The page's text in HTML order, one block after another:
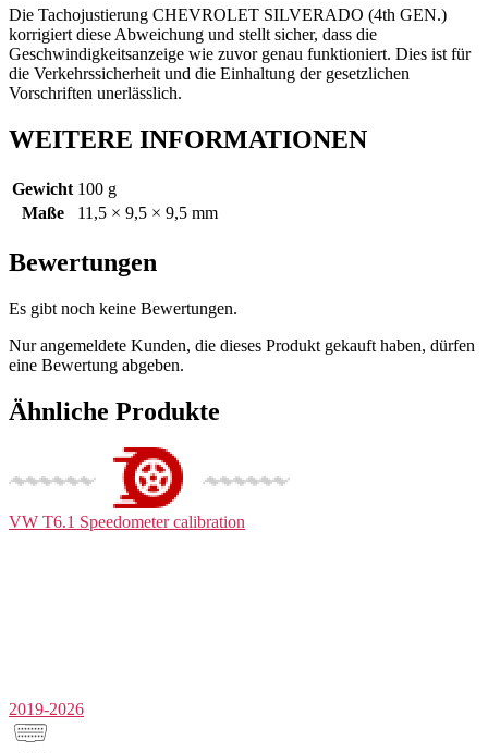
Die Tachojustierung CHEVROLET SILVERADO (4th GEN.)
korrigiert diese Abweichung und stellt sicher, dass die
Geschwindigkeitsanzeige wie zuvor genau funktioniert. Dies ist für
die Verkehrssicherheit und die Einhaltung der gesetzlichen
Vorschriften unerlässlich.
WEITERE INFORMATIONEN
Gewicht 100 g
Maße
11,5 × 9,5 × 9,5 mm
Bewertungen
Es gibt noch keine Bewertungen.
Nur angemeldete Kunden, die dieses Produkt gekauft haben, dürfen
eine Bewertung abgeben.
Ähnliche Produkte
VW T6.1 Speedometer calibration
2019-2026